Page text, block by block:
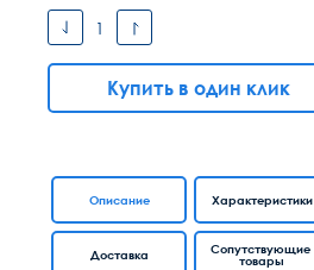
Купить в один клик
Описание Характеристики
Доставка
Сопутствующие
товары